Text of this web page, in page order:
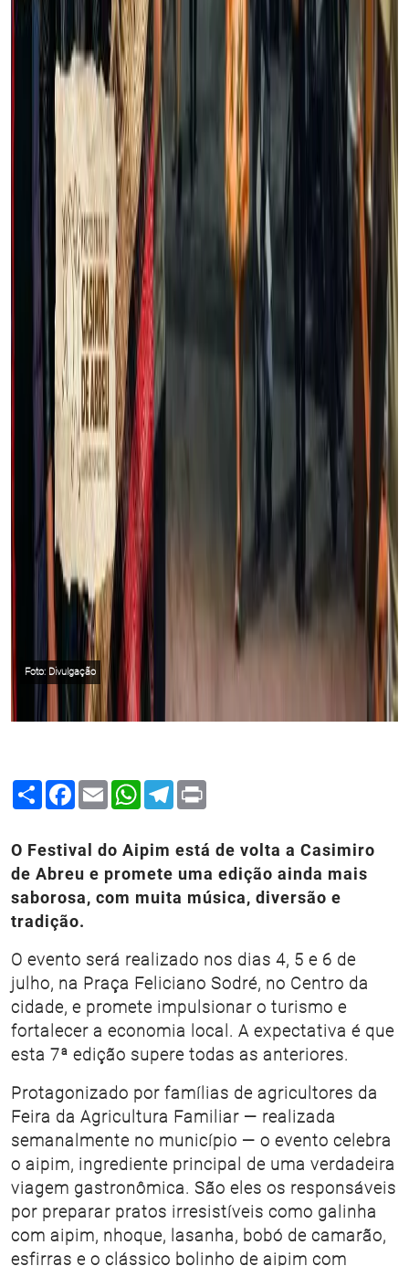
Foto: Divulgação
Share Facebook
Email WhatsApp
Telegram
O Festival do Aipim está de volta a Casimiro
de Abreu e promete uma edição ainda mais
saborosa, com muita música, diversão e
tradição.
O evento será realizado nos dias 4, 5 e 6 de
julho, na Praça Feliciano Sodré, no Centro da
cidade, e promete impulsionar o turismo e
fortalecer a economia local. A expectativa é que
esta 7ª edição supere todas as anteriores.
Protagonizado por famílias de agricultores da
Feira da Agricultura Familiar — realizada
semanalmente no município — o evento celebra
o aipim, ingrediente principal de uma verdadeira
viagem gastronômica. São eles os responsáveis
por preparar pratos irresistíveis como galinha
com aipim, nhoque, lasanha, bobó de camarão,
esfirras e o clássico bolinho de aipim com